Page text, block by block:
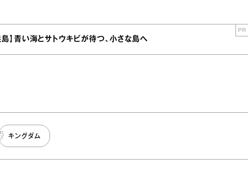
島】青い海とサトウキビが待つ、小さな島へ
PR
キングダム